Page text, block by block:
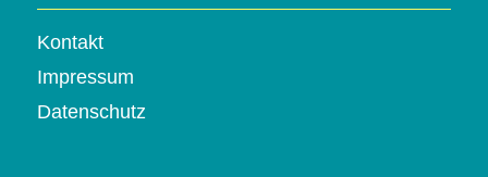
Kontakt
Impressum
Datenschutz